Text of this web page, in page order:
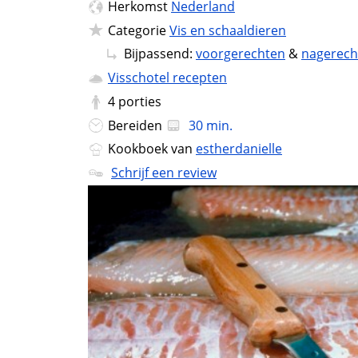
Herkomst Nederland
CategorieVis en schaaldieren
Bijpassend: voorgerechten &
Visschotel recepten
4 porties
Bereiden
30 min.
Kookboek van estherdanielle
Schrijf een review